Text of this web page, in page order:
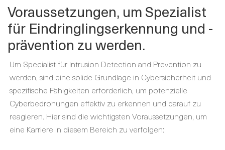
Voraussetzungen, um Spezialist
für Eindringlingserkennung und -
prävention zu werden.
Um Specialist für Intrusion Detection and Prevention zu
werden, sind eine solide Grundlage in Cybersicherheit und
spezifische Fähigkeiten erforderlich, um potenzielle
Cyberbedrohungen effektiv zu erkennen und darauf zu
reagieren. Hier sind die wichtigsten Voraussetzungen, um
eine Karriere in diesem Bereich zu verfolgen: